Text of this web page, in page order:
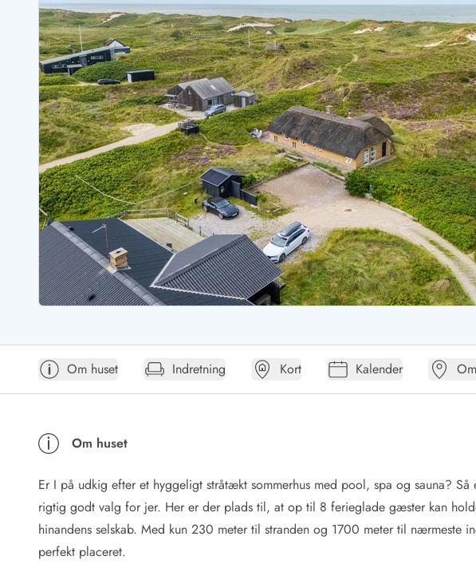
Sommerhuse med spa
Sommerhuse med fredagsskift
Sommerhuse med lørdagsskift
Sommerhuse for 4 Personer
Sommerhuse for 6 Personer
Sommerhuse for 8 Personer
Sommerhuse i BjerregårdSommerhuse i BlåvandSommerhuse i Hvide Sande
Sommerhuse i Årgab
Sommerhuse i Arrild
Sommerhuse i Bjerregård
Sommerhuse i Blåvand
Sommerhuse i Bork Havn
Sommerhuse i Fjand
Sommerhuse på Fanø
Sommerhuse i Grærup Strand
Sommerhuse i Haurvig
Sommerhuse i Henne Strand
Sommerhuse i Ho
Sommerhuse i Houstrup
Sommerhuse i Houvig
Sommerhus på Holmsland Klit
Sommerhuse på Holmsland
Sommerhuse i Hvide Sande
Sommerhuse i Jegum
Sommerhuse i Klegod
Esmark RejsecurityEsmark KidsVIPEsmark VIP partnerfordeleFordele hos os
Sommerhus ABC
Forbrugsafregning (Strøm, vand...)
Lån og lej
Rengøring
Gavekort
Book tidligt
Lejebetingelser
Om huset Indretning Kort Kalender
Om huset
Er I på udkig efter et hyggeligt stråtækt sommerhus med pool, spa og sauna? Så
rigtig godt valg for jer. Her er der plads til, at op til 8 ferieglade gæster kan
hinandens selskab. Med kun 230 meter til stranden og 1700 meter til nærmeste
perfekt placeret.